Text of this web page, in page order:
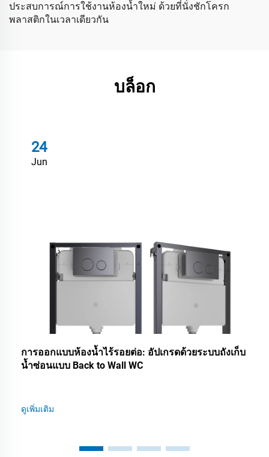
ประสบการณ์การใช้งานห้องน้ำใหม่ ด้วยที่นั่งชักโครก
พลาสติกในเวลาเดียวกัน
บล็อก
24
Jun
การออกแบบห้องน้ำไร้รอยต่อ: อัปเกรดด้วยระบบถังเก็บ
น้ำซ่อนแบบ Back to Wall WC
ดูเพิ่มเติม